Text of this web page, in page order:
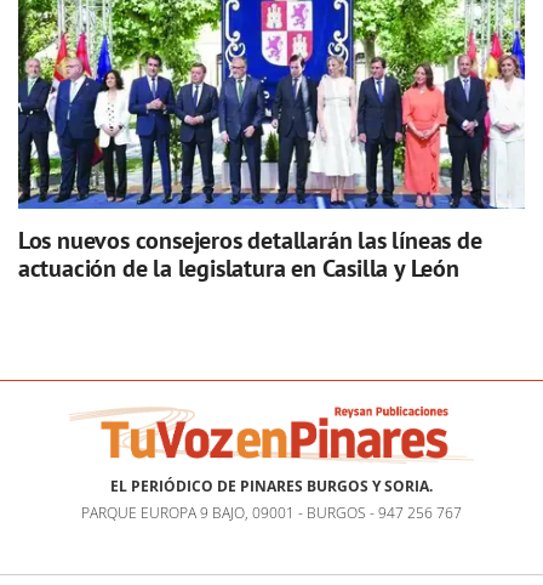
Los nuevos consejeros detallarán las líneas de
actuación de la legislatura en Casilla y León
EL PERIÓDICO DE PINARES BURGOS Y SORIA.
PARQUE EUROPA 9 BAJO, 09001 - BURGOS - 947 256 767